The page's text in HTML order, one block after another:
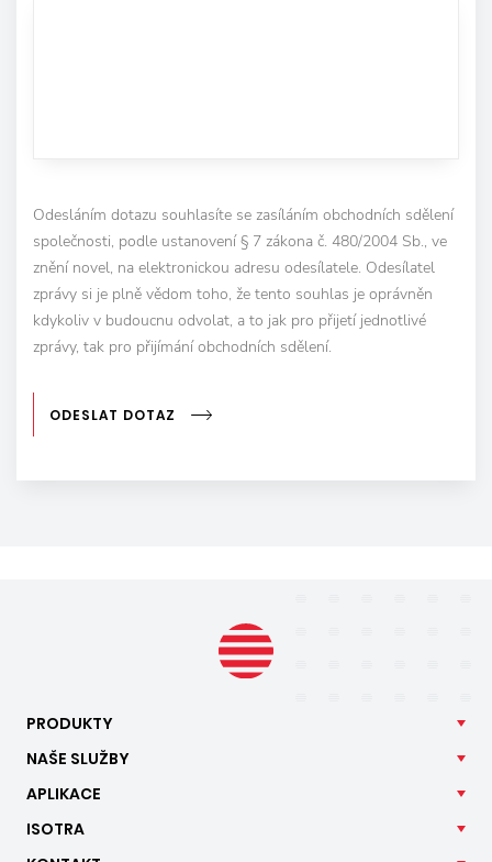
Odesláním dotazu souhlasíte se zasíláním obchodních sdělení
společnosti, podle ustanovení § 7 zákona č. 480/2004 Sb., ve
znění novel, na elektronickou adresu odesílatele. Odesílatel
zprávy si je plně vědom toho, že tento souhlas je oprávněn
kdykoliv v budoucnu odvolat, a to jak pro přijetí jednotlivé
zprávy, tak pro přijímání obchodních sdělení.
ODESLAT DOTAZ
PRODUKTY
NAŠE SLUŽBY
APLIKACE
ISOTRA